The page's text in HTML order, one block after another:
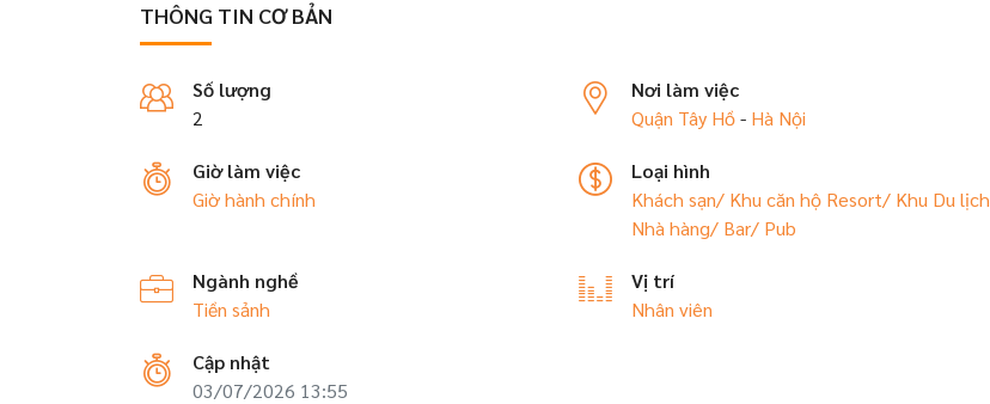
THÔNG TIN CƠ BẢN
Số lượng
2
Nơi làm việc
Quận Tây Hồ- Hà Nội
Giờ làm việc
Giờ hành chính
Loại hình
Khách sạn/ Khu căn hộ Resort/ Khu Du lịch
Nhà hàng/ Bar/ Pub
Ngành nghề
Tiền sảnh
Vị trí
Nhân viên
Cập nhật
03/07/2026 13:55